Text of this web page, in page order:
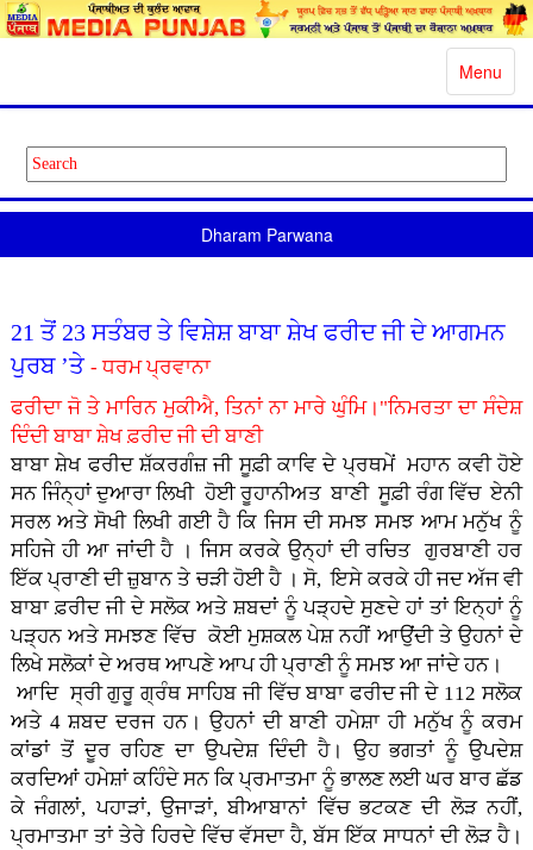
Toggle
Menu
Dharam Parwana
21 ਤੋਂ 23 ਸਤੰਬਰ ਤੇ ਵਿਸ਼ੇਸ਼ ਬਾਬਾ ਸ਼ੇਖ ਫਰੀਦ ਜੀ ਦੇ ਆਗਮਨ
ਪੁਰਬ ’ਤੇ - ਧਰਮ ਪ੍ਰਵਾਨਾ
ਫਰੀਦਾ ਜੋ ਤੇ ਮਾਰਿਨ ਮੁਕੀਐ, ਤਿਨਾਂ ਨਾ ਮਾਰੇ ਘੁੰਮਿ।"ਨਿਮਰਤਾ ਦਾ ਸੰਦੇਸ਼
ਦਿੰਦੀ ਬਾਬਾ ਸ਼ੇਖ ਫ਼ਰੀਦ ਜੀ ਦੀ ਬਾਣੀ
ਬਾਬਾ ਸ਼ੇਖ ਫਰੀਦ ਸ਼ੱਕਰਗੰਜ਼ ਜੀ ਸੂਫ਼ੀ ਕਾਵਿ ਦੇ ਪ੍ਰਥਮੇਂ ਮਹਾਨ ਕਵੀ ਹੋਏ
ਸਨ ਜਿੰਨ੍ਹਾਂ ਦੁਆਰਾ ਲਿਖੀ ਹੋਈ ਰੂਹਾਨੀਅਤ ਬਾਣੀ ਸੂਫ਼ੀ ਰੰਗ ਵਿੱਚ ਏਨੀ
ਸਰਲ ਅਤੇ ਸੋਖੀ ਲਿਖੀ ਗਈ ਹੈ ਕਿ ਜਿਸ ਦੀ ਸਮਝ ਸਮਝ ਆਮ ਮਨੁੱਖ ਨੂੰ
ਸਹਿਜੇ ਹੀ ਆ ਜਾਂਦੀ ਹੈ । ਜਿਸ ਕਰਕੇ ਉਨ੍ਹਾਂ ਦੀ ਰਚਿਤ ਗੁਰਬਾਣੀ ਹਰ
ਇੱਕ ਪ੍ਰਾਣੀ ਦੀ ਜ਼ੁਬਾਨ ਤੇ ਚੜੀ ਹੋਈ ਹੈ । ਸੋ, ਇਸੇ ਕਰਕੇ ਹੀ ਜਦ ਅੱਜ ਵੀ
ਬਾਬਾ ਫ਼ਰੀਦ ਜੀ ਦੇ ਸਲੋਕ ਅਤੇ ਸ਼ਬਦਾਂ ਨੂੰ ਪੜ੍ਹਦੇ ਸੁਣਦੇ ਹਾਂ ਤਾਂ ਇਨ੍ਹਾਂ ਨੂੰ
ਪੜ੍ਹਨ ਅਤੇ ਸਮਝਣ ਵਿੱਚ ਕੋਈ ਮੁਸ਼ਕਲ ਪੇਸ਼ ਨਹੀਂ ਆਉਂਦੀ ਤੇ ਉਹਨਾਂ ਦੇ
ਲਿਖੇ ਸਲੋਕਾਂ ਦੇ ਅਰਥ ਆਪਣੇ ਆਪ ਹੀ ਪ੍ਰਾਣੀ ਨੂੰ ਸਮਝ ਆ ਜਾਂਦੇ ਹਨ।
ਆਦਿ ਸ੍ਰੀ ਗੁਰੂ ਗ੍ਰੰਥ ਸਾਹਿਬ ਜੀ ਵਿੱਚ ਬਾਬਾ ਫਰੀਦ ਜੀ ਦੇ 112 ਸਲੋਕ
ਅਤੇ 4 ਸ਼ਬਦ ਦਰਜ ਹਨ। ਉਹਨਾਂ ਦੀ ਬਾਣੀ ਹਮੇਸ਼ਾ ਹੀ ਮਨੁੱਖ ਨੂੰ ਕਰਮ
ਕਾਂਡਾਂ ਤੋਂ ਦੂਰ ਰਹਿਣ ਦਾ ਉਪਦੇਸ਼ ਦਿੰਦੀ ਹੈ। ਉਹ ਭਗਤਾਂ ਨੂੰ ਉਪਦੇਸ਼
ਕਰਦਿਆਂ ਹਮੇਸ਼ਾਂ ਕਹਿੰਦੇ ਸਨ ਕਿ ਪ੍ਰਮਾਤਮਾ ਨੂੰ ਭਾਲਣ ਲਈ ਘਰ ਬਾਰ ਛੱਡ
ਕੇ ਜੰਗਲਾਂ, ਪਹਾੜਾਂ, ਉਜਾੜਾਂ, ਬੀਆਬਾਨਾਂ ਵਿੱਚ ਭਟਕਣ ਦੀ ਲੋੜ ਨਹੀਂ,
ਪ੍ਰਮਾਤਮਾ ਤਾਂ ਤੇਰੇ ਹਿਰਦੇ ਵਿੱਚ ਵੱਸਦਾ ਹੈ, ਬੱਸ ਇੱਕ ਸਾਧਨਾਂ ਦੀ ਲੋੜ ਹੈ।